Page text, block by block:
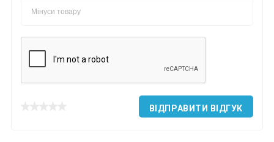
ВІДПРАВИТИ ВІДГУК